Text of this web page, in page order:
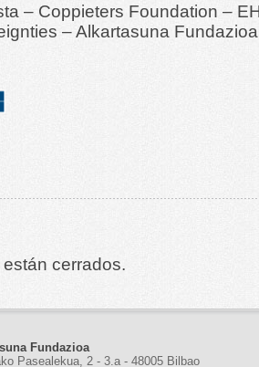
– Coppieters Foundation –
– Alkartasuna Fundazioa
cerrados.
Fundazioa
Pasealekua, 2 - 3.a - 48005 Bilbao